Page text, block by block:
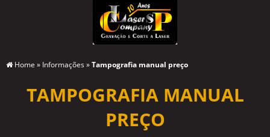
Home » Informações »Tampografia manual preço
TAMPOGRAFIA MANUAL
PREÇO